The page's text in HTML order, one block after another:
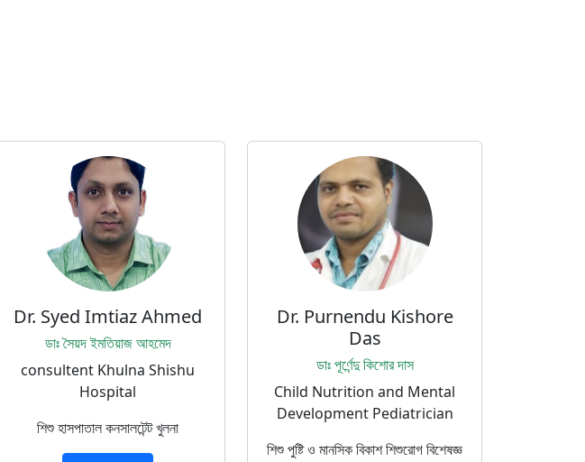
Dr. Syed Imtiaz Ahmed
ডাঃ সৈয়দ ইমতিয়াজ আহমেদ
consultent Khulna Shishu
Hospital
শিশু হাসপাতাল কনসালটেন্ট খুলনা
Dr. Purnendu Kishore
Das
ডাঃ পূর্ণেন্দু কিশোর দাস
Child Nutrition and Mental
Development Pediatrician
শিশু পুষ্টি ও মানসিক বিকাশ শিশুরোগ বিশেষজ্ঞ